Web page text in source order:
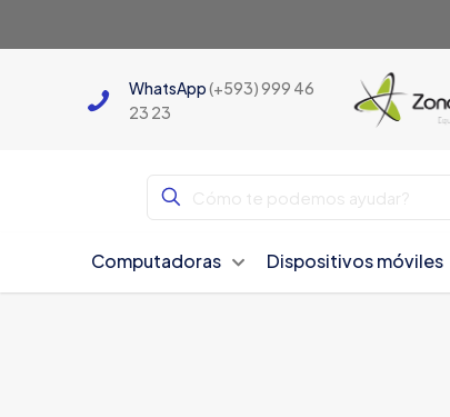
WhatsApp(+593) 999 46
23 23
Computadoras Dispositivos móviles